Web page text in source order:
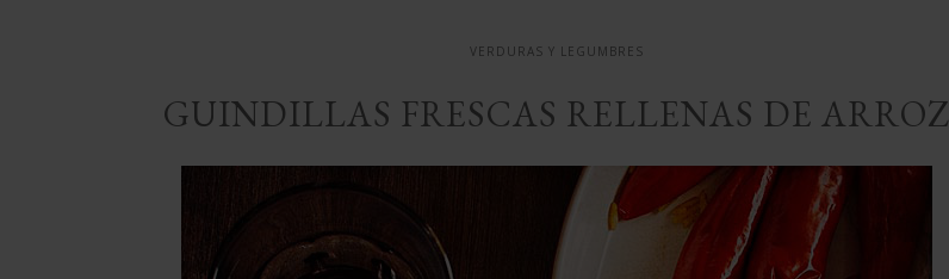
VERDURAS Y LEGUMBRES
GUINDILLAS FRESCAS RELLENAS DE ARROZ